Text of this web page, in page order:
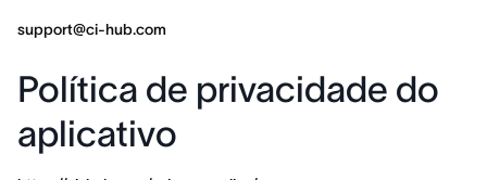
support@ci-hub.com
Política de privacidade do
aplicativo